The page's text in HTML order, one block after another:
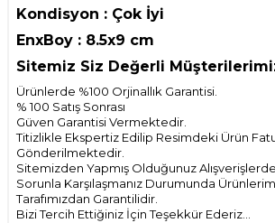
Kondisyon : Çok İyi
EnxBoy : 8.5x9 cm
Sitemiz Siz Değerli
Ürünlerde %100 Orjinallık Garantisi.
% 100 Satış Sonrası
Güven Garantisi Vermektedir.
Titizlikle Ekspertiz Edilip Resimdeki Ürün
Gönderilmektedir.
Sitemizden Yapmış Olduğunuz
Sorunla Karşılaşmanız Durumunda
Tarafımızdan Garantilidir.
Bizi Tercih Ettiğiniz İçin Teşekkür Ederiz...